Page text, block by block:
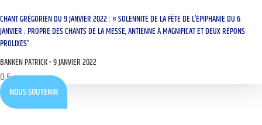
CHANT GRÉGORIEN DU 9 JANVIER 2022 : « SOLENNITÉ DE LA FÊTE DE L’ÉPIPHANIE DU 6
JANVIER : PROPRE DES CHANTS DE LA MESSE, ANTIENNE À MAGNIFICAT ET DEUX RÉPONS
PROLIXES”
BANKEN PATRICK 9 JANVIER 2022
NOUS SOUTENIR